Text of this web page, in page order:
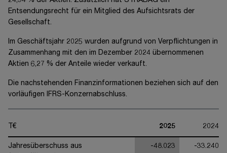
Entsendungsrecht für ein Mitglied des Aufsichtsrats der
Gesellschaft.
Im Geschäftsjahr 2025 wurden aufgrund von Verpflichtungen in
Zusammenhang mit den im Dezember 2024 übernommenen
Aktien 6,27 % der Anteile wieder verkauft.
Die nachstehenden Finanzinformationen beziehen sich auf den
vorläufigen IFRS-Konzernabschluss.
T€ 2025 2024
Jahresüberschuss aus
-48.023 -33.240